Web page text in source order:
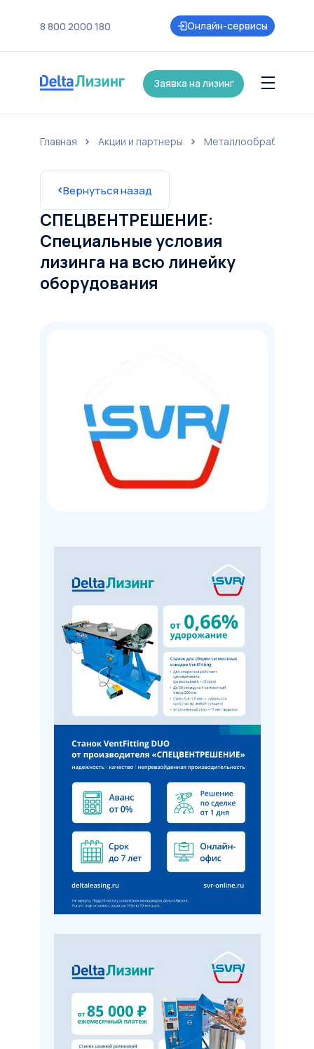
8 800 2000 180 Онлайн-сервисы
Заявка на лизинг
КонтактыСтрахование КарьераАкции и партнеры
Главная Акции и партнеры Металлообработка
СПЕЦВЕНТРЕШЕНИЕ:
Специальные условия
лизинга на всю линейку
оборудования
Вернуться назад